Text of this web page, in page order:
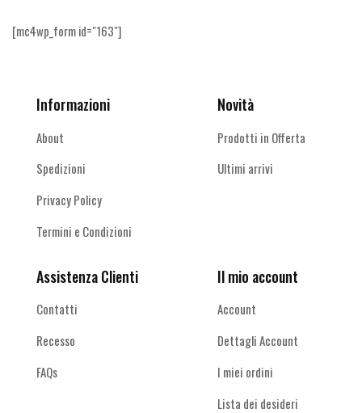
[mc4wp_form id="163"]
Informazioni
About
Spedizioni
Privacy Policy
Termini e Condizioni
Novità
Prodotti in Offerta
Ultimi arrivi
Assistenza Clienti
Contatti
Recesso
FAQs
Il mio account
Account
Dettagli Account
I miei ordini
Lista dei desideri